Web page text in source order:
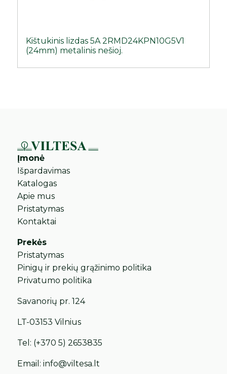
Kištukinis lizdas 5A 2RMD24KPN10G5V1
(24mm) metalinis nešioj.
Įmonė
Išpardavimas
Katalogas
Apie mus
Pristatymas
Kontaktai
Prekės
Pristatymas
Pinigų ir prekių grąžinimo politika
Privatumo politika
Savanorių pr. 124
LT-03153 Vilnius
Tel: (+370 5) 2653835
Email:info@viltesa.lt